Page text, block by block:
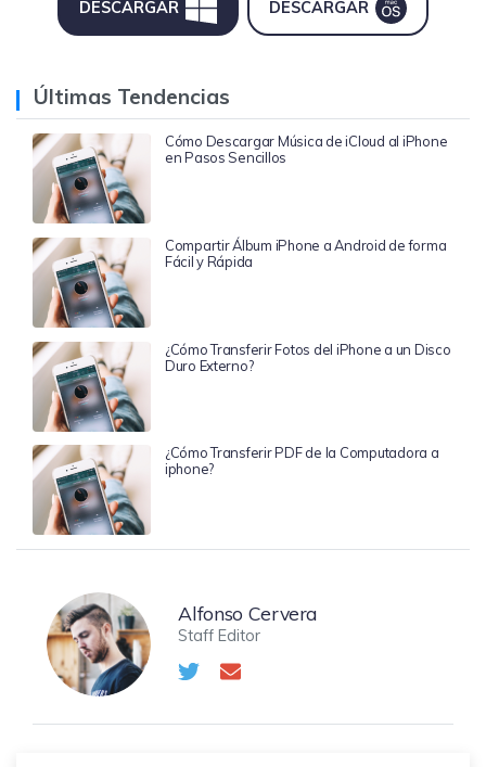
DESCARGAR DESCARGAR
Últimas Tendencias
Cómo Descargar Música de iCloud al iPhone
en Pasos Sencillos
Compartir Álbum iPhone a Android de forma
Fácil y Rápida
¿Cómo Transferir Fotos del iPhone a un Disco
Duro Externo?
¿Cómo Transferir PDF de la Computadora a
iphone?
Alfonso Cervera
Staff Editor